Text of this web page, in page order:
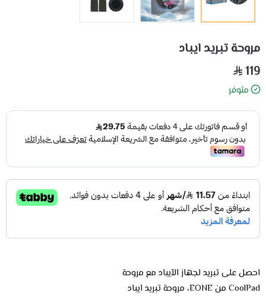
مروحة تبريد ايباد
119
متوفر
احصل على تبريد لجهاز الآيباد مع مروحة
CoolPad من EONE، مروحة تبريد ايباد